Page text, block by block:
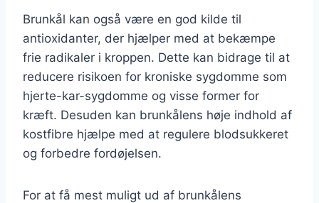
Brunkål kan også være en god kilde til
antioxidanter, der hjælper med at bekæmpe
frie radikaler i kroppen. Dette kan bidrage til at
reducere risikoen for kroniske sygdomme som
hjerte-kar-sygdomme og visse former for
kræft. Desuden kan brunkålens høje indhold af
kostfibre hjælpe med at regulere blodsukkeret
og forbedre fordøjelsen.
For at få mest muligt ud af brunkålens